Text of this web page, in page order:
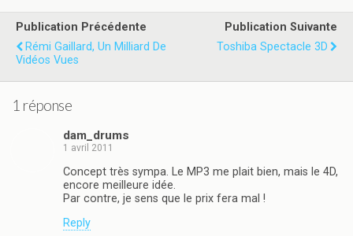
Publication Précédente
Rémi Gaillard, Un Milliard De
Vidéos Vues
Publication Suivante
Toshiba Spectacle 3D
1 réponse
dam_drums
1 avril 2011
Concept très sympa. Le MP3 me plait bien, mais le 4D,
encore meilleure idée.
Par contre, je sens que le prix fera mal !
Reply